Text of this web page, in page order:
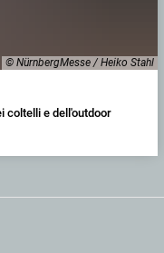
© NürnbergMesse / Heiko Stahl
coltelli e dell'outdoor